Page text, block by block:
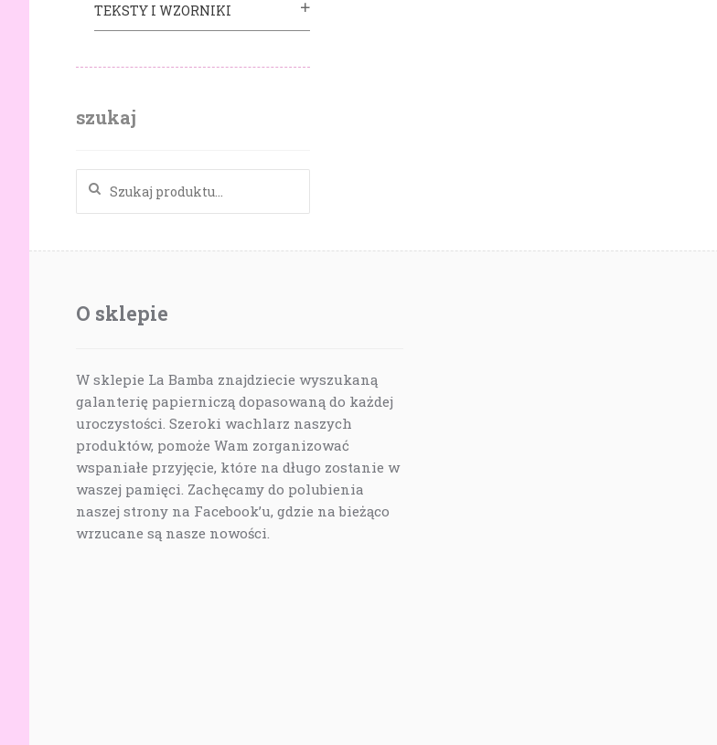
TEKSTY I WZORNIKI
szukaj
O sklepie
W sklepie La Bamba znajdziecie wyszukaną
galanterię papierniczą dopasowaną do każdej
uroczystości. Szeroki wachlarz naszych
produktów, pomoże Wam zorganizować
wspaniałe przyjęcie, które na długo zostanie w
waszej pamięci. Zachęcamy do polubienia
naszej strony na Facebook’u, gdzie na bieżąco
wrzucane są nasze nowości.